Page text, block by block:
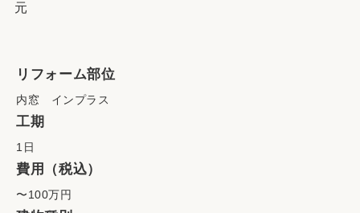
元
リフォーム部位
内窓 インプラス
工期
1日
費用（税込）
〜100万円